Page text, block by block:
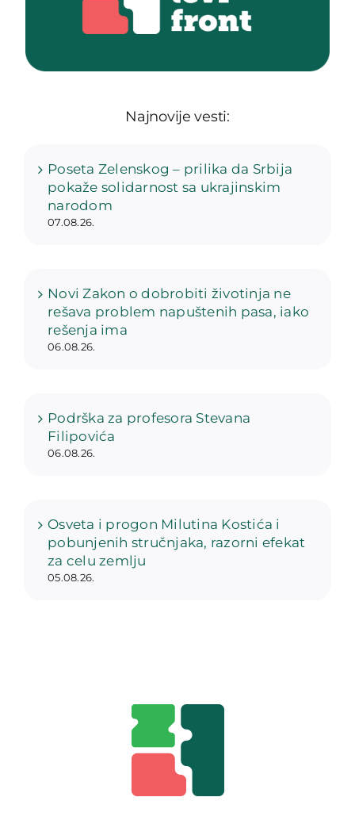
Najnovije vesti:
Poseta Zelenskog – prilika da Srbija
pokaže solidarnost sa ukrajinskim
narodom
07.08.26.
Novi Zakon o dobrobiti životinja ne
rešava problem napuštenih pasa, iako
rešenja ima
06.08.26.
Podrška za profesora Stevana
Filipovića
06.08.26.
Osveta i progon Milutina Kostića i
pobunjenih stručnjaka, razorni efekat
za celu zemlju
05.08.26.